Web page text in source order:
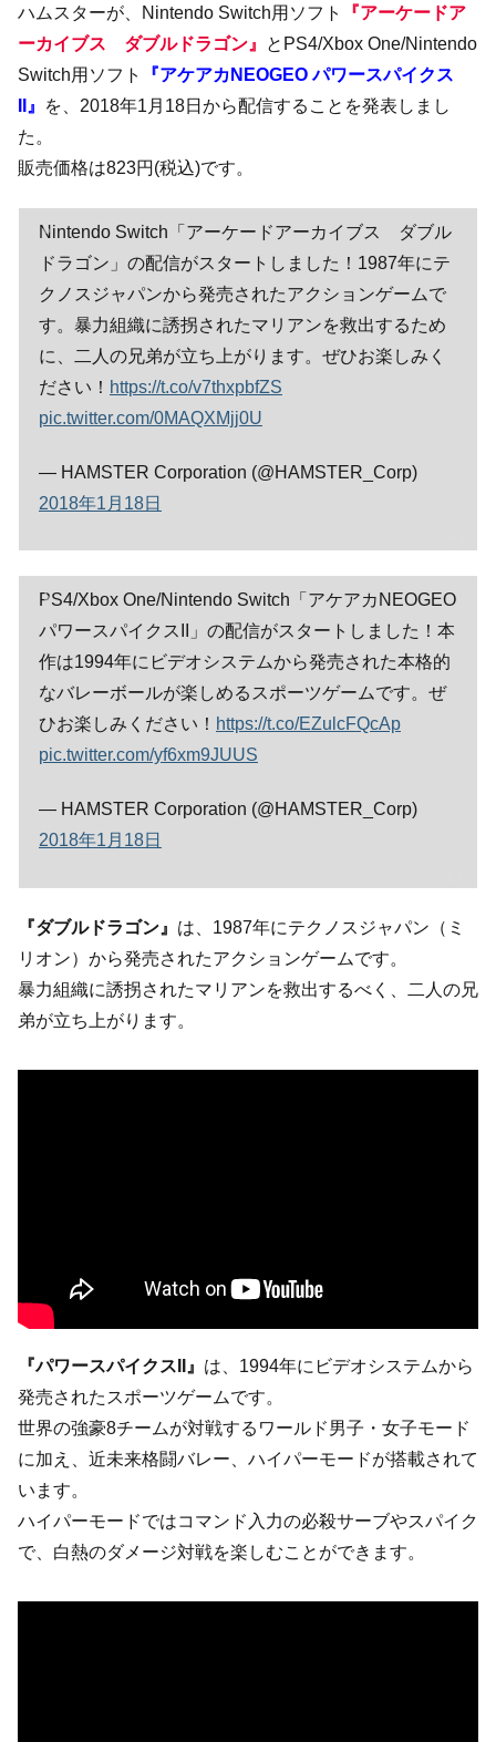
ハムスターが、Nintendo Switch用ソフト
『アーケードア
ーカイブス ダブルドラゴン』
とPS4/Xbox One/Nintendo
Switch用ソフト
『アケアカNEOGEO パワースパイクス
II』
を、2018年1月18日から配信することを発表しまし
た。
販売価格は823円(税込)です。
Nintendo Switch「アーケードアーカイブス ダブル
ドラゴン」の配信がスタートしました！1987年にテ
クノスジャパンから発売されたアクションゲームで
す。暴力組織に誘拐されたマリアンを救出するため
に、二人の兄弟が立ち上がります。ぜひお楽しみく
ださい！ https://t.co/v7thxpbfZS
pic.twitter.com/0MAQXMjj0U
— HAMSTER Corporation (@HAMSTER_Corp)
2018年1月18日
PS4/Xbox One/Nintendo Switch「アケアカNEOGEO
パワースパイクスII」の配信がスタートしました！本
作は1994年にビデオシステムから発売された本格的
なバレーボールが楽しめるスポーツゲームです。ぜ
ひお楽しみください！ https://t.co/EZulcFQcAp
pic.twitter.com/yf6xm9JUUS
— HAMSTER Corporation (@HAMSTER_Corp)
2018年1月18日
『ダブルドラゴン』 は、1987年にテクノスジャパン（ミ
リオン）から発売されたアクションゲームです。
暴力組織に誘拐されたマリアンを救出するべく、二人の兄
弟が立ち上がります。
『パワースパイクスII』 は、1994年にビデオシステムから
発売されたスポーツゲームです。
世界の強豪8チームが対戦するワールド男子・女子モード
に加え、近未来格闘バレー、ハイパーモードが搭載されて
います。
ハイパーモードではコマンド入力の必殺サーブやスパイク
で、白熱のダメージ対戦を楽しむことができます。